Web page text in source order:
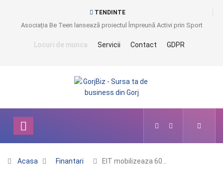
TENDINTE
Asociația Be Teen lansează proiectul Împreună Activi prin Sport
Locuri de munca Servicii Contact GDPR
Acasa Finantari EIT mobilizeaza 60…